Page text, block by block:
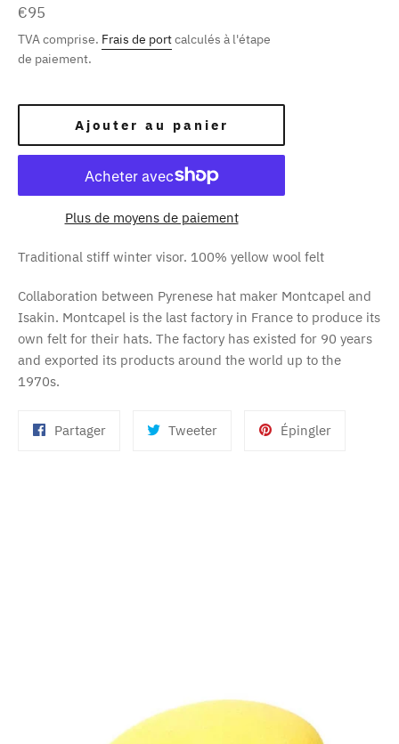
Prix
régulier
€95
TVA comprise. Frais de portcalculés à l'étape
de paiement.
Ajouter au panier
Plus de moyens de paiement
Traditional stiff winter visor. 100% yellow wool felt
Collaboration between Pyrenese hat maker Montcapel and
Isakin. Montcapel is the last factory in France to produce its
own felt for their hats. The factory has existed for 90 years
and exported its products around the world up to the
1970s.
PartagerPartager
TweeterTweeter
ÉpinglerÉpingler